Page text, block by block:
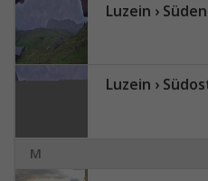
Luzein › Süden
Luzein ›
M